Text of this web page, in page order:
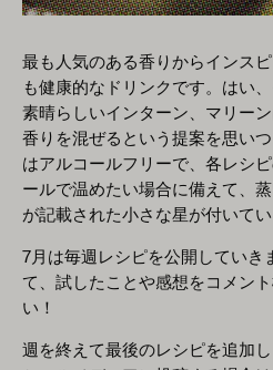
最も人気のある香りからインス
も健康的なドリンクです。はい
素晴らしいインターン、マリー
香りを混ぜるという提案を思い
はアルコールフリーで、各レシ
ールで温めたい場合に備えて、
が記載された小さな星が付いてい
7月は毎週レシピを公開していき
て、試したことや感想をコメン
い！
週を終えて最後のレシピを追加